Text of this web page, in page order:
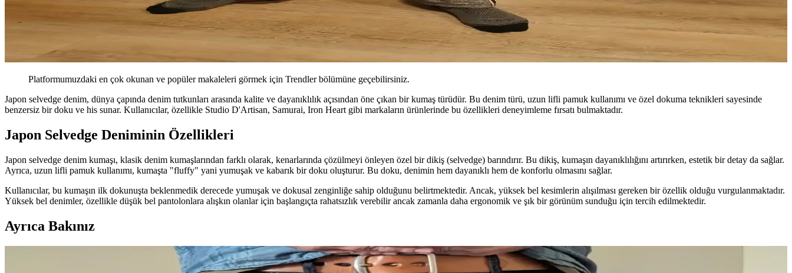
Platformumuzdaki en çok okunan ve popüler makaleleri görmek için Trendler bölümüne geçebilirsiniz.
Japon selvedge denim, dünya çapında denim tutkunları arasında kalite ve dayanıklılık açısından öne çıkan bir kumaş türüdür. Bu denim türü, uzun lifli pamuk kullanımı ve özel dokuma teknikleri sayesinde
benzersiz bir doku ve his sunar. Kullanıcılar, özellikle Studio D'Artisan, Samurai, Iron Heart gibi markaların ürünlerinde bu özellikleri deneyimleme fırsatı bulmaktadır.
Japon Selvedge Deniminin Özellikleri
Japon selvedge denim kumaşı, klasik denim kumaşlarından farklı olarak, kenarlarında çözülmeyi önleyen özel bir dikiş (selvedge) barındırır. Bu dikiş, kumaşın dayanıklılığını artırırken, estetik bir detay da sağlar.
Ayrıca, uzun lifli pamuk kullanımı, kumaşta "fluffy" yani yumuşak ve kabarık bir doku oluşturur. Bu doku, denimin hem dayanıklı hem de konforlu olmasını sağlar.
Kullanıcılar, bu kumaşın ilk dokunuşta beklenmedik derecede yumuşak ve dokusal zenginliğe sahip olduğunu belirtmektedir. Ancak, yüksek bel kesimlerin alışılması gereken bir özellik olduğu vurgulanmaktadır.
Yüksek bel denimler, özellikle düşük bel pantolonlara alışkın olanlar için başlangıçta rahatsızlık verebilir ancak zamanla daha ergonomik ve şık bir görünüm sunduğu için tercih edilmektedir.
Ayrıca Bakınız
Bravestar Mojave ve Wrangler 13MWZ Ham Denim Modellerinin 1 Yıllık Kullanım Karşılaştırması